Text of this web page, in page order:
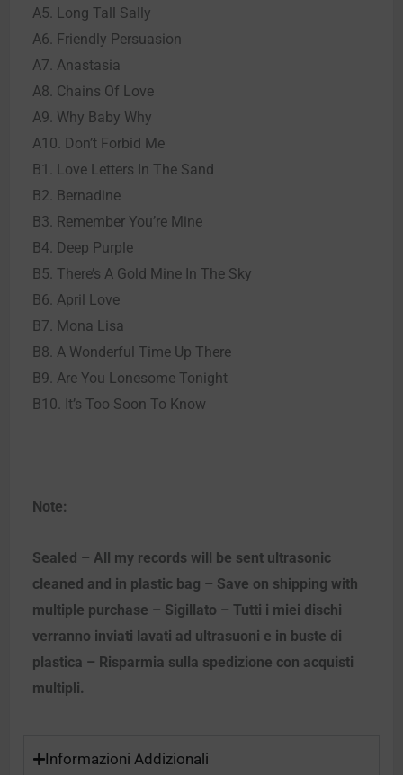
A5. Long Tall Sally
A6. Friendly Persuasion
A7. Anastasia
A8. Chains Of Love
A9. Why Baby Why
A10. Don’t Forbid Me
B1. Love Letters In The Sand
B2. Bernadine
B3. Remember You’re Mine
B4. Deep Purple
B5. There’s A Gold Mine In The Sky
B6. April Love
B7. Mona Lisa
B8. A Wonderful Time Up There
B9. Are You Lonesome Tonight
B10. It’s Too Soon To Know
Note:
Sealed – All my records will be sent ultrasonic
cleaned and in plastic bag – Save on shipping with
multiple purchase – Sigillato – Tutti i miei dischi
verranno inviati lavati ad ultrasuoni e in buste di
plastica – Risparmia sulla spedizione con acquisti
multipli.
Informazioni Addizionali